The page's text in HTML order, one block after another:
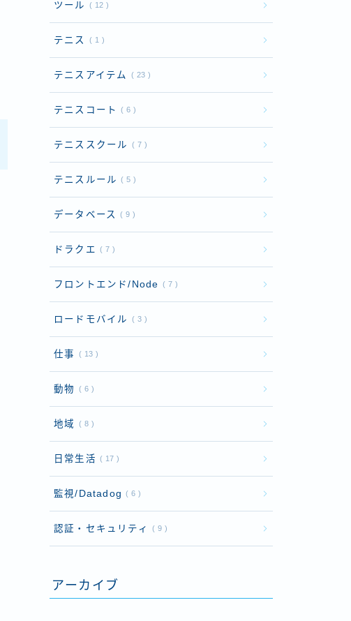
ツール 12
テニス 1
テニスアイテム 23
テニスコート 6
テニススクール 7
テニスルール 5
データベース 9
ドラクエ 7
フロントエンド/Node 7
ロードモバイル 3
仕事 13
動物 6
地域 8
日常生活 17
監視/Datadog 6
認証・セキュリティ 9
アーカイブ